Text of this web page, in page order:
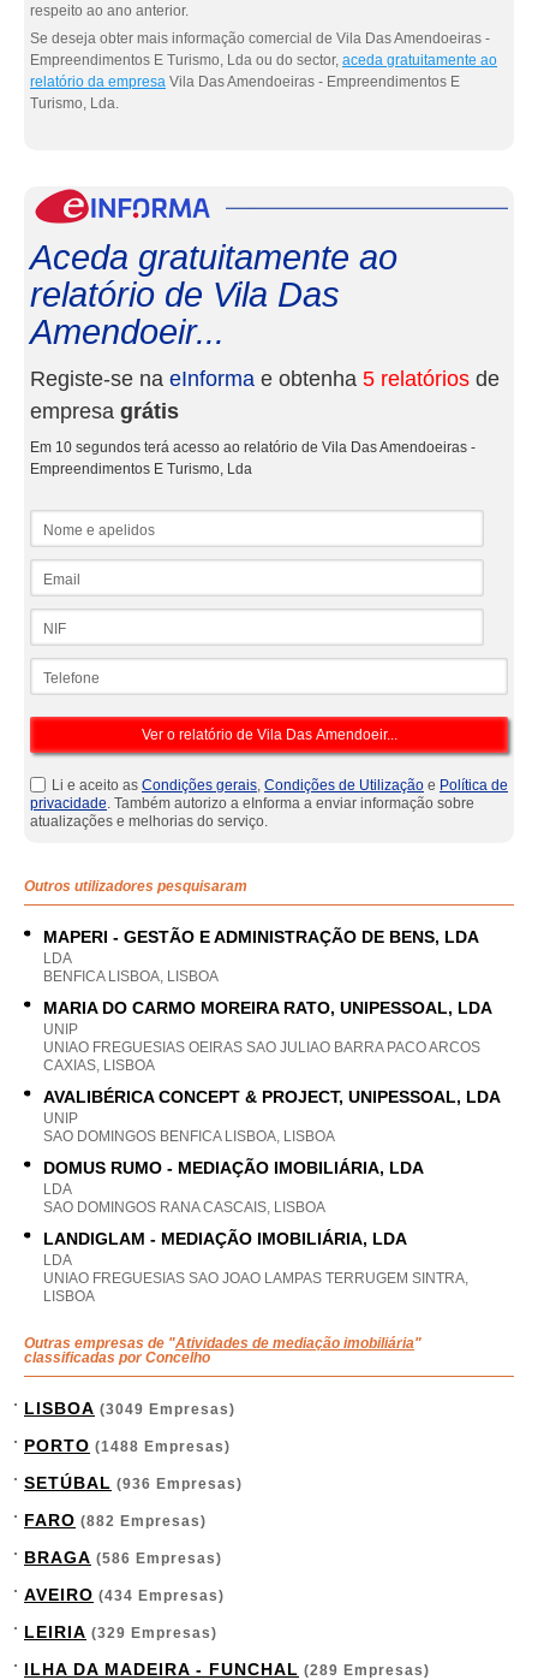
respeito ao ano anterior.
Se deseja obter mais informação comercial de Vila Das Amendoeiras -
Empreendimentos E Turismo, Lda ou do sector, aceda gratuitamente ao
relatório da empresa Vila Das Amendoeiras - Empreendimentos E
Turismo, Lda.
Aceda gratuitamente ao
relatório de Vila Das
Amendoeir...
Registe-se na eInforma e obtenha 5 relatórios de
empresa grátis
Em 10 segundos terá acesso ao relatório de Vila Das Amendoeiras -
Empreendimentos E Turismo, Lda
Li e aceito as Condições gerais, Condições de Utilização e Política de
privacidade. Também autorizo a eInforma a enviar informação sobre
atualizações e melhorias do serviço.
Outros utilizadores pesquisaram
MAPERI - GESTÃO E ADMINISTRAÇÃO DE BENS, LDA
LDA
BENFICA LISBOA, LISBOA
MARIA DO CARMO MOREIRA RATO, UNIPESSOAL, LDA
UNIP
UNIAO FREGUESIAS OEIRAS SAO JULIAO BARRA PACO ARCOS
CAXIAS, LISBOA
AVALIBÉRICA CONCEPT & PROJECT, UNIPESSOAL, LDA
UNIP
SAO DOMINGOS BENFICA LISBOA, LISBOA
DOMUS RUMO - MEDIAÇÃO IMOBILIÁRIA, LDA
LDA
SAO DOMINGOS RANA CASCAIS, LISBOA
LANDIGLAM - MEDIAÇÃO IMOBILIÁRIA, LDA
LDA
UNIAO FREGUESIAS SAO JOAO LAMPAS TERRUGEM SINTRA,
LISBOA
Outras empresas de "Atividades de mediação imobiliária"
classificadas por Concelho
LISBOA (3049 Empresas)
PORTO (1488 Empresas)
SETÚBAL (936 Empresas)
FARO (882 Empresas)
BRAGA (586 Empresas)
AVEIRO (434 Empresas)
LEIRIA (329 Empresas)
ILHA DA MADEIRA - FUNCHAL (289 Empresas)